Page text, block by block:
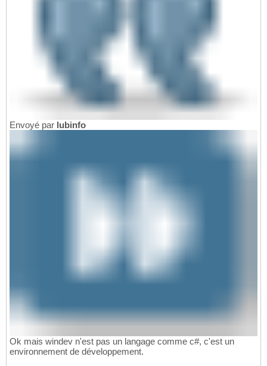
Envoyé par lubinfo
Ok mais windev n'est pas un langage comme c#, c'est un
environnement de développement.